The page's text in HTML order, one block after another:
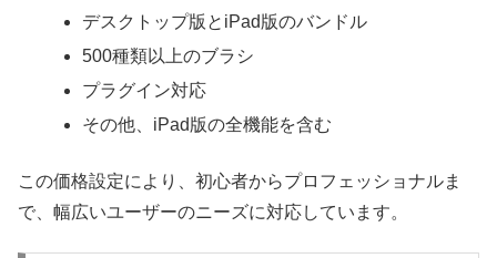
デスクトップ版とiPad版のバンドル
500種類以上のブラシ
プラグイン対応
その他、iPad版の全機能を含む
この価格設定により、初心者からプロフェッショナルま
で、幅広いユーザーのニーズに対応しています。